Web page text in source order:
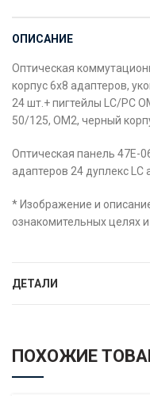
ОПИСАНИЕ
Оптическая
корпус 6х8 адаптеров,
24 шт.+ пигтейлы LC/PC
50/125, OM2, черный
Оптическая панель 47E-
адаптеров 24 дуплекс LC
* Изображение и
ознакомительных целях
ДЕТАЛИ
ПОХОЖИЕ